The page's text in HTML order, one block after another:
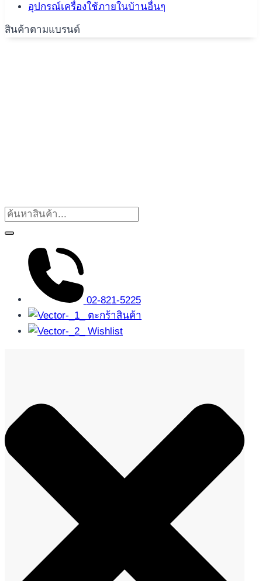
อุปกรณ์เครื่องใช้ภายในบ้านอื่นๆ
สินค้าตามแบรนด์
02-821-5225
ตะกร้าสินค้า
Wishlist